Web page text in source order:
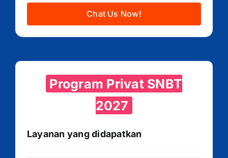
Chat Us Now!
Program Privat SNBT
2027
Layanan yang didapatkan